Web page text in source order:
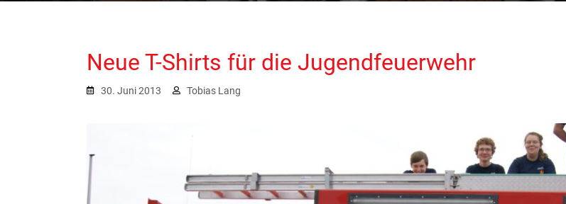
Neue T-Shirts für die Jugendfeuerwehr
30. Juni 2013 Tobias Lang